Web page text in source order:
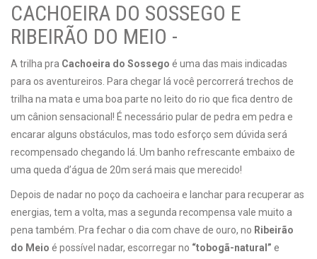
CACHOEIRA DO SOSSEGO E
RIBEIRÃO DO MEIO -
A trilha pra Cachoeira do Sossego é uma das mais indicadas
para os aventureiros. Para chegar lá você percorrerá trechos de
trilha na mata e uma boa parte no leito do rio que fica dentro de
um cânion sensacional! É necessário pular de pedra em pedra e
encarar alguns obstáculos, mas todo esforço sem dúvida será
recompensado chegando lá. Um banho refrescante embaixo de
uma queda d’água de 20m será mais que merecido!
Depois de nadar no poço da cachoeira e lanchar para recuperar as
energias, tem a volta, mas a segunda recompensa vale muito a
pena também. Pra fechar o dia com chave de ouro, no Ribeirão
do Meio é possível nadar, escorregar no “tobogã-natural” e